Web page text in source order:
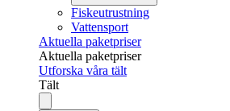
Fiskeutrustning
Vattensport
Aktuella paketpriser
Aktuella paketpriser
Utforska våra tält
Tält